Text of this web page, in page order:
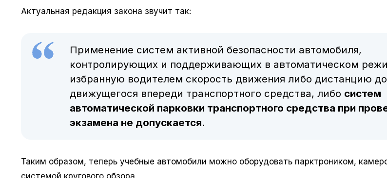
Актуальная редакция закона звучит так:
Применение систем активной безопасности автомобиля,
контролирующих и поддерживающих в автоматическом
избранную водителем скорость движения либо дистанцию до
движущегося впереди транспортного средства, либо систем
автоматической парковки транспортного средства при
экзамена не допускается.
Таким образом, теперь учебные автомобили можно оборудовать парктроником,
системой кругового обзора.